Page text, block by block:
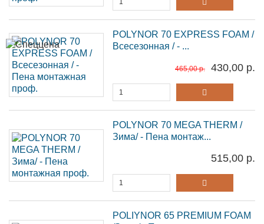
POLYNOR 70 EXPRESS FOAM /
Всесезонная / - ...
465,00 р. 430,00 р.
POLYNOR 70 MEGA THERM /
Зима/ - Пена монтаж...
515,00 р.
POLIYNOR 65 PREMIUM FOAM